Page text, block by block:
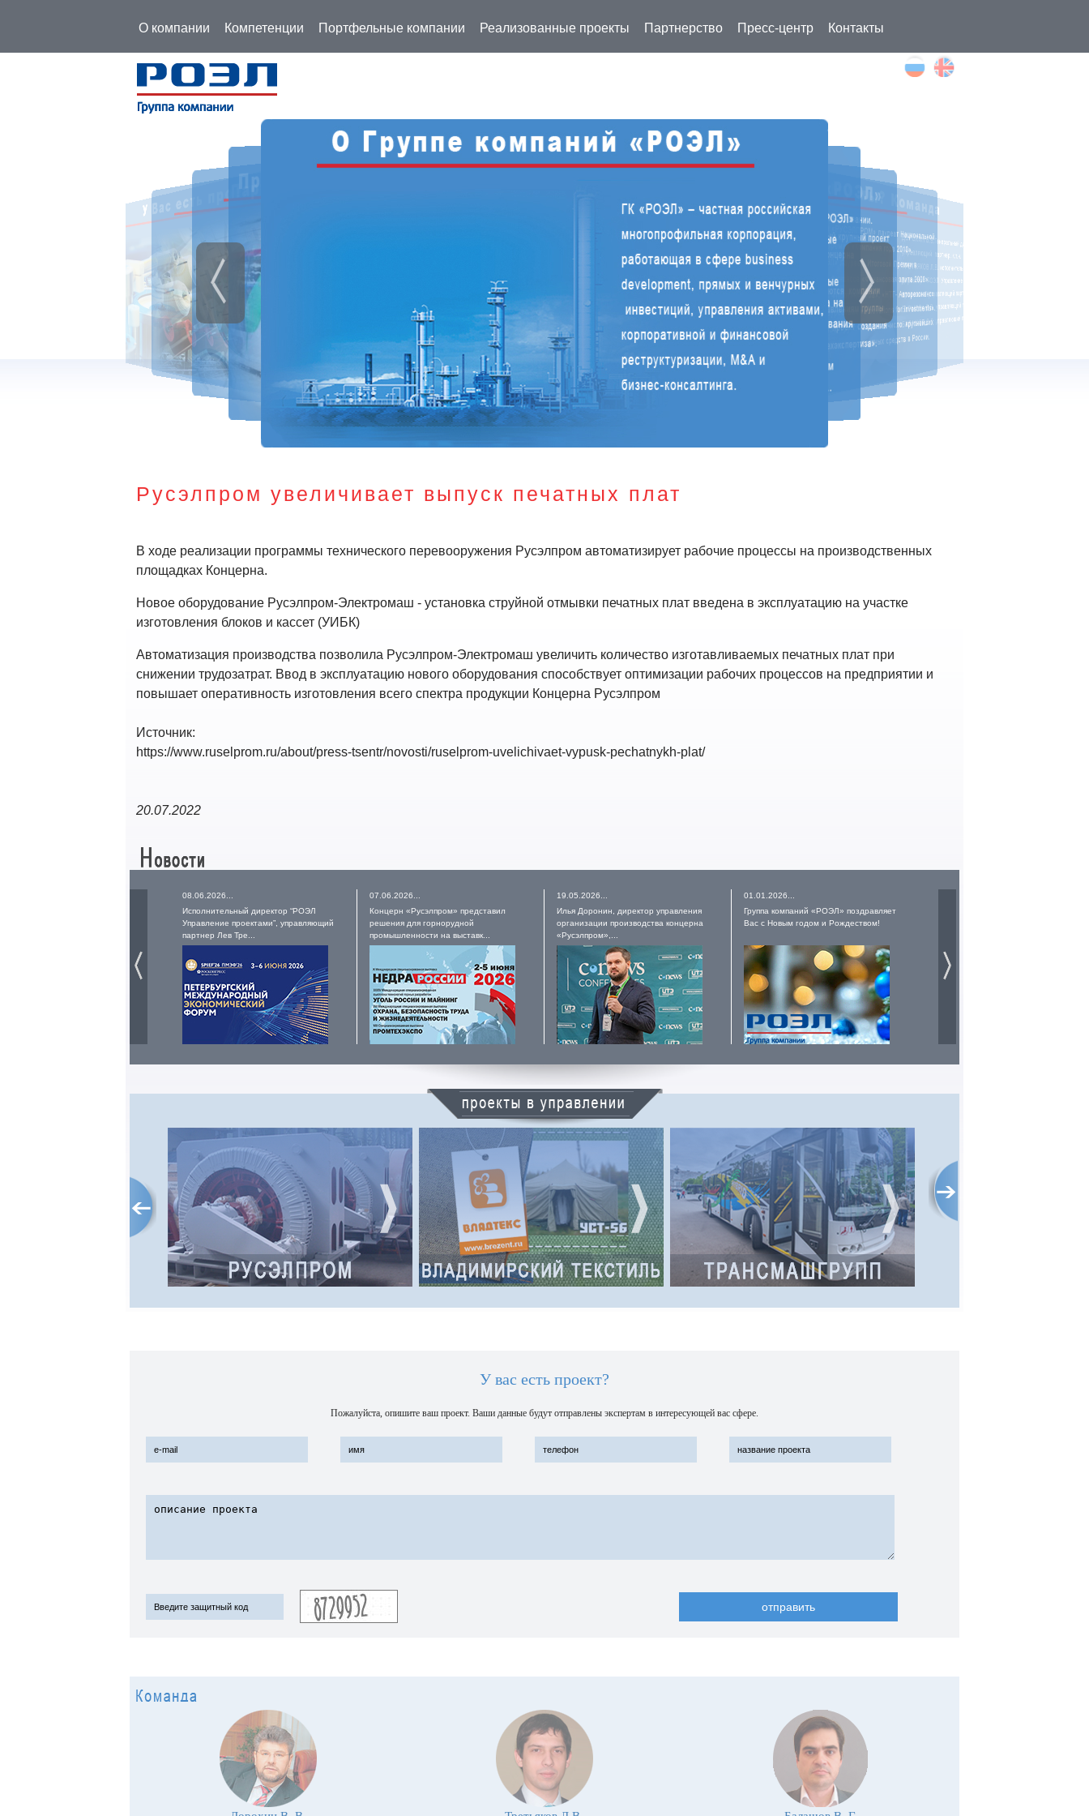
О компании Компетенции Портфельные компании Реализованные проекты Партнерство Пресс-центр Контакты
Русэлпром увеличивает выпуск печатных плат
В ходе реализации программы технического перевооружения Русэлпром автоматизирует рабочие процессы на производственных
площадках Концерна.
Новое оборудование Русэлпром-Электромаш - установка струйной отмывки печатных плат введена в эксплуатацию на участке
изготовления блоков и кассет (УИБК)
Автоматизация производства позволила Русэлпром-Электромаш увеличить количество изготавливаемых печатных плат при
снижении трудозатрат. Ввод в эксплуатацию нового оборудования способствует оптимизации рабочих процессов на предприятии и
повышает оперативность изготовления всего спектра продукции Концерна Русэлпром
Источник:
https://www.ruselprom.ru/about/press-tsentr/novosti/ruselprom-uvelichivaet-vypusk-pechatnykh-plat/
20.07.2022
08.06.2026...
Исполнительный директор “РОЭЛ
Управление проектами”, управляющий
партнер Лев Тре...
07.06.2026...
Концерн «Русэлпром» представил
решения для горнорудной
промышленности на выставк...
19.05.2026...
Илья Доронин, директор управления
организации производства концерна
«Русэлпром»,...
01.01.2026...
Группа компаний «РОЭЛ» поздравляет
Вас с Новым годом и Рождеством!
РУСЭЛПРОМ
Российский электротехнический
концерн входит в число лидеров
российского электромашиностроения.
Концерн основан в 1991 году и сегодня
объединяет 12 производственных
предприятий
Адрес интернет-сайта:
http://www.ruselprom.ru/
ВЛАДИМИРСКИЙ ТЕКСТИЛЬ
Холдинговая компания «Владимирский
текстиль» – промышленная группа,
осуществляющая производство
технических тканей, спецодежды,
армейских палаток и др. изделий
технического назначения
Адрес интернет-сайта:
http://brezent.ru/
ТРАНСМАШГРУПП
Компания работает на рынке средств
транспорта с 2000 года. Сегодня
«Трансмаш Групп» входит в число
крупнейших поставщиков
транспортных средств в России.
У вас есть проект?
Пожалуйста, опишите ваш проект. Ваши данные будут отправлены экспертам в интересующей вас сфере.